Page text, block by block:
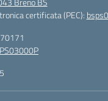
certificata (PEC):